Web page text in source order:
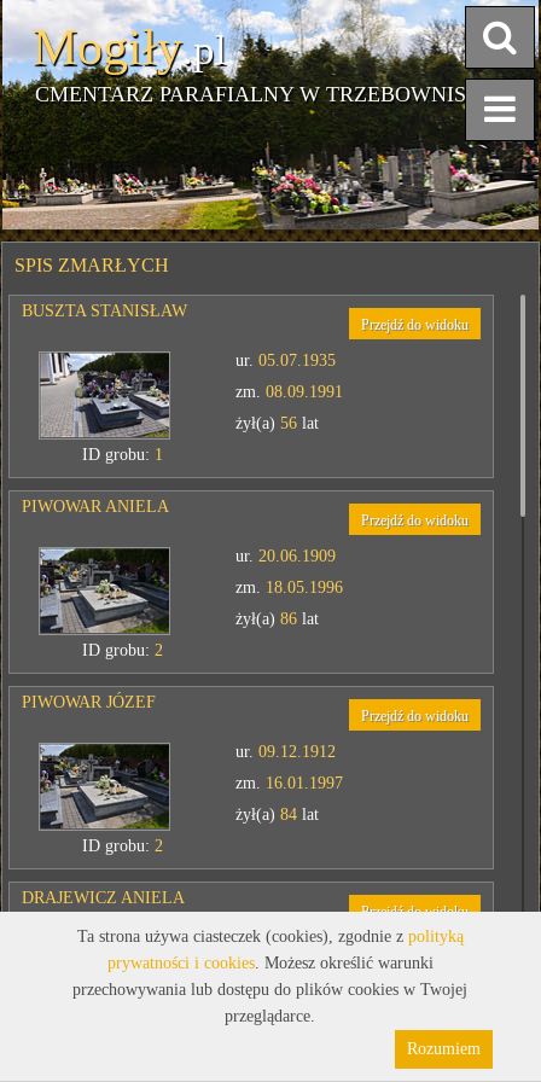
Mogiły.pl
CMENTARZ PARAFIALNY W TRZEBOWNISKU
SPIS ZMARŁYCH
BUSZTA STANISŁAW
Przejdź do widoku
ur.05.07.1935
zm.08.09.1991
żył(a)56 lat
ID grobu: 1
PIWOWAR ANIELA
Przejdź do widoku
ur.20.06.1909
zm. 18.05.1996
żył(a)86 lat
ID grobu:2
PIWOWAR JÓZEF
Przejdź do widoku
ur.09.12.1912
zm. 16.01.1997
żył(a)84 lat
ID grobu:2
DRAJEWICZ ANIELA
Przejdź do widoku
ur.brak danych
brak danych
żył(a)0lat
Polityka prywatności
Ta strona używa ciasteczek (cookies), zgodnie z polityką
prywatności i cookies. Możesz określić warunki
przechowywania lub dostępu do plików cookies w Twojej
przeglądarce.
Rozumiem